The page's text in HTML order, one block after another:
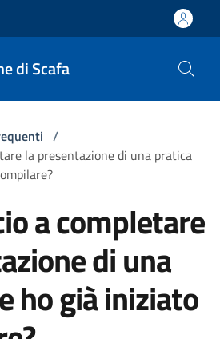
di Scafa
/
la presentazione di una pratica
a completare
di una
ho già iniziato